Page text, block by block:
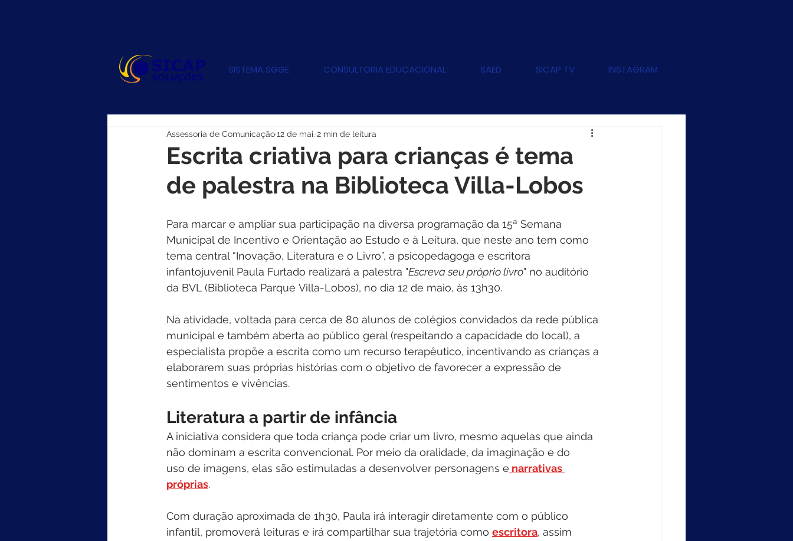
SISTEMA SGGE CONSULTORIA EDUCACIONAL SAED SICAP TV INSTAGRAM
Escrita criativa para crianças é tema
de palestra na Biblioteca Villa-Lobos
Assessoria de Comunicação12 de mai. 2 min de leitura
Para marcar e ampliar sua participação na diversa programação da 15ª Semana
Municipal de Incentivo e Orientação ao Estudo e à Leitura, que neste ano tem como
tema central “Inovação, Literatura e o Livro”, a psicopedagoga e escritora
infantojuvenil Paula Furtado realizará a palestra "Escreva seu próprio livro" no auditório
da BVL (Biblioteca Parque Villa-Lobos), no dia 12 de maio, às 13h30.
Na atividade, voltada para cerca de 80 alunos de colégios convidados da rede pública
municipal e também aberta ao público geral (respeitando a capacidade do local), a
especialista propõe a escrita como um recurso terapêutico, incentivando as crianças a
elaborarem suas próprias histórias com o objetivo de favorecer a expressão de
sentimentos e vivências.
Literatura a partir de infância
A iniciativa considera que toda criança pode criar um livro, mesmo aquelas que ainda
não dominam a escrita convencional. Por meio da oralidade, da imaginação e do
uso de imagens, elas são estimuladas a desenvolver personagens e narrativas
próprias.
Com duração aproximada de 1h30, Paula irá interagir diretamente com o público
infantil, promoverá leituras e irá compartilhar sua trajetória como escritora, assim